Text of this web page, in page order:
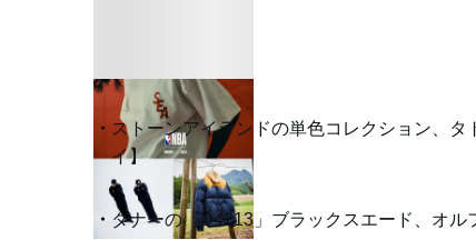
ストーンアイランドの単色コレクション、
イ】
ダナーの「D4213」ブラックスエード、オル